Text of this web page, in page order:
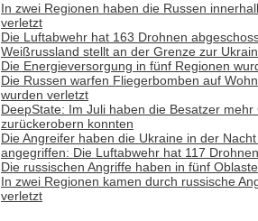
In zwei Regionen haben die Russen
verletzt
Die Luftabwehr hat 163 Drohnen
Weißrussland stellt an der Grenze zur
Die Energieversorgung in fünf Regionen
Die Russen warfen Fliegerbomben auf
wurden verletzt
DeepState: Im Juli haben die Besatzer
zurückerobern konnten
Die Angreifer haben die Ukraine in der
angegriffen: Die Luftabwehr hat 117
Die russischen Angriffe haben in fünf
In zwei Regionen kamen durch russische
verletzt